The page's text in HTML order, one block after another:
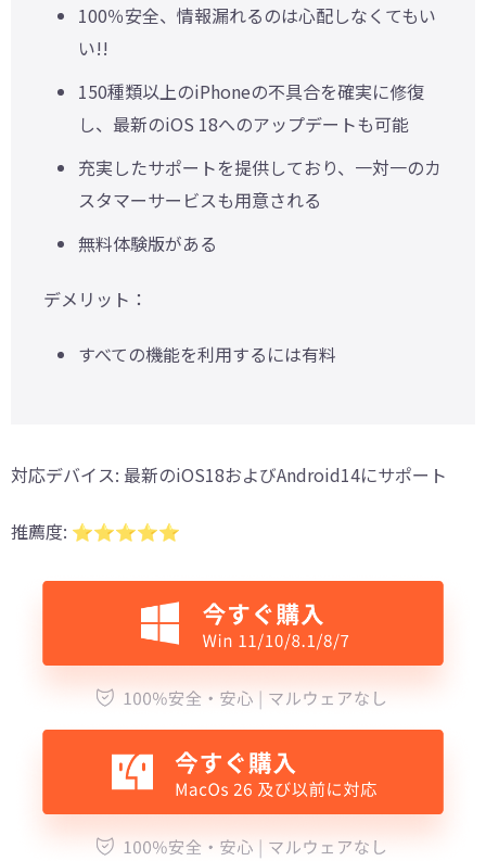
100％安全、情報漏れるのは心配しなくてもい
い!!
150種類以上のiPhoneの不具合を確実に修復
し、最新のiOS 18へのアップデートも可能
充実したサポートを提供しており、一対一のカ
スタマーサービスも用意される
無料体験版がある
デメリット：
すべての機能を利用するには有料
対応デバイス: 最新のiOS18およびAndroid14にサポート
推薦度: ⭐️⭐️⭐️⭐️⭐️